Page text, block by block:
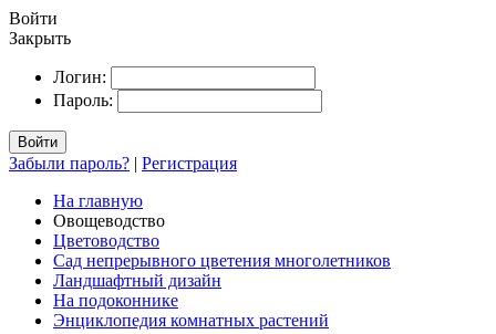
Войти
Закрыть
Логин:
Пароль:
Войти
Забыли пароль? | Регистрация
На главную
Овощеводство
Цветоводство
Сад непрерывного цветения многолетников
Ландшафтный дизайн
На подоконнике
Энциклопедия комнатных растений